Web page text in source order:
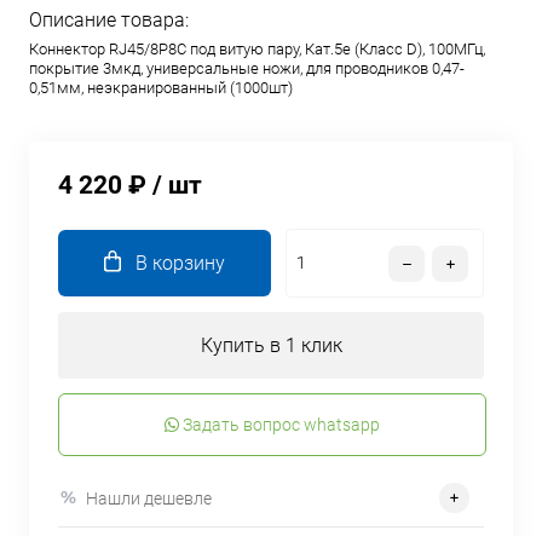
Описание товара:
Коннектор RJ45/8P8C под витую пару, Кат.5e (Класс D), 100МГц,
покрытие 3мкд, универсальные ножи, для проводников 0,47-
0,51мм, неэкранированный (1000шт)
4 220 ₽ / шт
В корзину
Купить в 1 клик
Задать вопрос whatsapp
Нашли дешевле